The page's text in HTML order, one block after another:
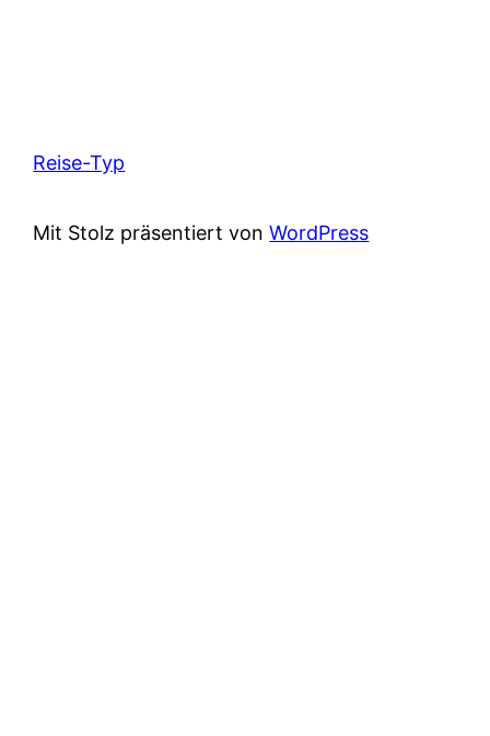
Reise-Typ
Mit Stolz präsentiert vonWordPress